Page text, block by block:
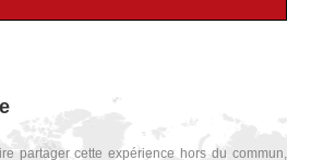
partager cette expérience hors du commun,